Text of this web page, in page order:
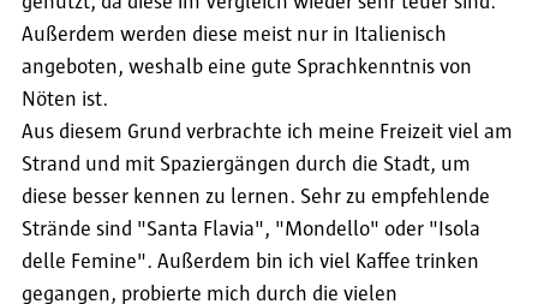
Außerdem werden diese meist nur in Italienisch
angeboten, weshalb eine gute Sprachkenntnis von
Nöten ist.
Aus diesem Grund verbrachte ich meine Freizeit viel am
Strand und mit Spaziergängen durch die Stadt, um
diese besser kennen zu lernen. Sehr zu empfehlende
Strände sind "Santa Flavia", "Mondello" oder "Isola
delle Femine". Außerdem bin ich viel Kaffee trinken
gegangen, probierte mich durch die vielen